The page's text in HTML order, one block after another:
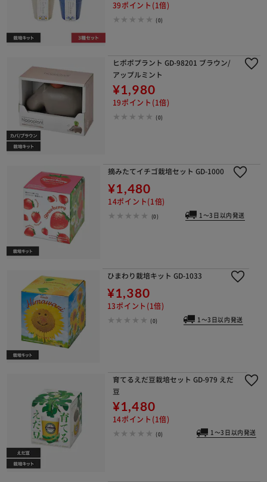
39ポイント(1倍)
(0)
ヒポポプラント GD-98201 ブラウン/
アップルミント
¥1,980
19ポイント(1倍)
(0)
摘みたてイチゴ栽培セット GD-1000
¥1,480
14ポイント(1倍)
(0) 1～3日以内発送
ひまわり栽培キット GD-1033
¥1,380
13ポイント(1倍)
(0) 1～3日以内発送
育てるえだ豆栽培セット GD-979 えだ
豆
¥1,480
14ポイント(1倍)
(0) 1～3日以内発送